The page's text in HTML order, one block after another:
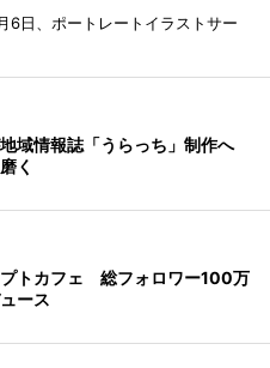
6日、ポートレートイラストサー
域情報誌「うらっち」制作へ
く
トカフェ 総フォロワー100万
ース